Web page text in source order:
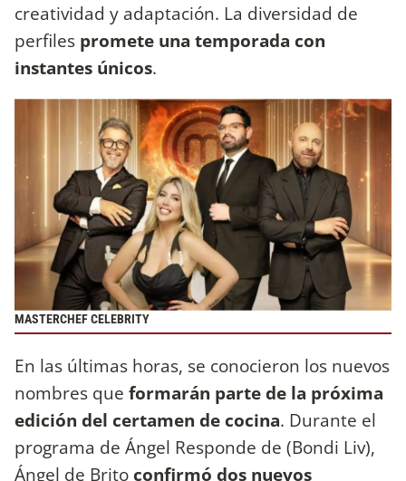
creatividad y adaptación. La diversidad de
perfiles promete una temporada con
instantes únicos.
MASTERCHEF CELEBRITY
En las últimas horas, se conocieron los nuevos
nombres que formarán parte de la próxima
edición del certamen de cocina. Durante el
programa de Ángel Responde de (Bondi Liv),
Ángel de Brito confirmó dos nuevos